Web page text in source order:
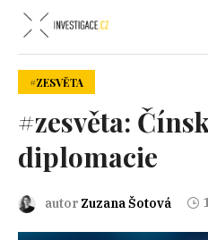
#ZESVĚTA
#zesvěta:
diplomacie
autor Zuzana Šotová